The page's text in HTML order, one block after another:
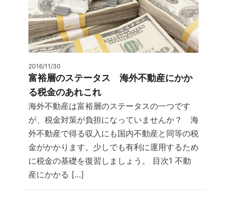
2016/11/30
富裕層のステータス 海外不動産にかか
る税金のあれこれ
海外不動産は富裕層のステータスの一つです
が、税金対策が負担になっていませんか？ 海
外不動産で得る収入にも国内不動産と同等の税
金がかかります。少しでも有利に運用するため
に税金の基礎を復習しましょう。 目次1 不動
産にかかる […]